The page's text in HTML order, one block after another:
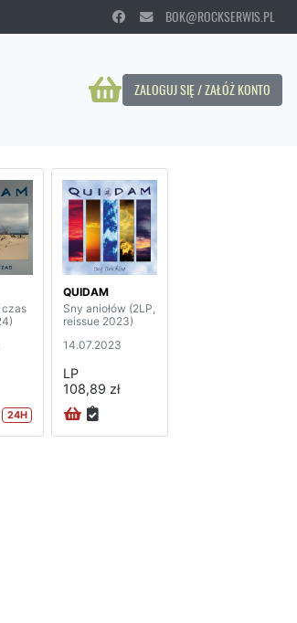
BOK@ROCKSERWIS.PL
ZALOGUJ SIĘ / ZAŁÓŻ KONTO
czas
24H
QUIDAM
Sny aniołów (2LP,
reissue 2023)
14.07.2023
LP
108,89 zł